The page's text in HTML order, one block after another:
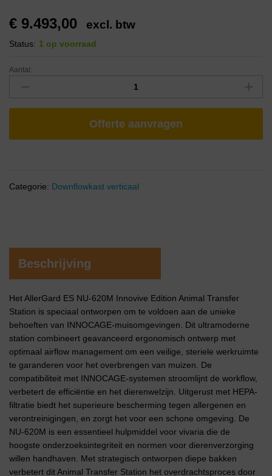
€ 9.493,00 excl. btw
Status: 1 op voorraad
Aantal:
Offerte aanvragen
Categorie: Downflowkast verticaal
Beschrijving
Het AllerGard ES NU-620M Innovive Edition Animal Transfer
Station is speciaal ontworpen om te voldoen aan de unieke
behoeften van INNOCAGE-muisomgevingen. Dit ultramoderne
station combineert geavanceerd ergonomisch ontwerp met
optimaal airflow management om een ​​veilige, steriele werkruimte
te garanderen voor het overbrengen van muizen. De
compatibiliteit met INNOCAGE-systemen stroomlijnt de workflow,
verbetert de efficiëntie en het dierenwelzijn. Uitgerust met HEPA-
filtratie biedt het superieure bescherming tegen allergenen en
verontreinigingen, en zorgt het voor een schone omgeving. De
NU-620M is een essentieel hulpmiddel voor vivaria die de
hoogste onderzoeksintegriteit en normen voor dierenverzorging
willen handhaven. Met strategisch ontworpen diepe bakken
verbetert dit Animal Transfer Station het overdrachtsproces door